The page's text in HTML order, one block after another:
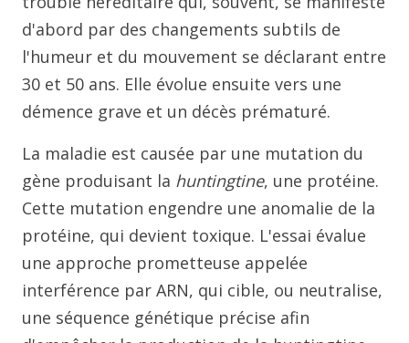
d'abord par des changements subtils de
l'humeur et du mouvement se déclarant entre
30 et 50 ans. Elle évolue ensuite vers une
démence grave et un décès prématuré.
La maladie est causée par une mutation du
gène produisant la huntingtine, une protéine.
Cette mutation engendre une anomalie de la
protéine, qui devient toxique. L'essai évalue
une approche prometteuse appelée
interférence par ARN, qui cible, ou neutralise,
une séquence génétique précise afin